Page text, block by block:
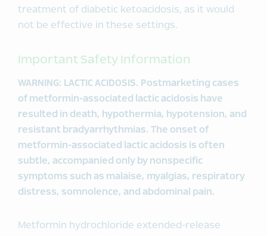
treatment of diabetic ketoacidosis, as it would
not be effective in these settings.
Important Safety Information
WARNING: LACTIC ACIDOSIS. Postmarketing cases
of metformin-associated lactic acidosis have
resulted in death, hypothermia, hypotension, and
resistant bradyarrhythmias. The onset of
metformin-associated lactic acidosis is often
subtle, accompanied only by nonspecific
symptoms such as malaise, myalgias, respiratory
distress, somnolence, and abdominal pain.
Metformin hydrochloride extended-release